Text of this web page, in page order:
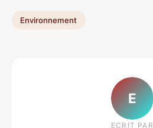
Environnement
E
ECRIT PAR